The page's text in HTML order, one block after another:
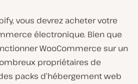
vous devrez acheter votre
électronique. Bien que
WooCommerce sur un
propriétaires de
packs d’hébergement web